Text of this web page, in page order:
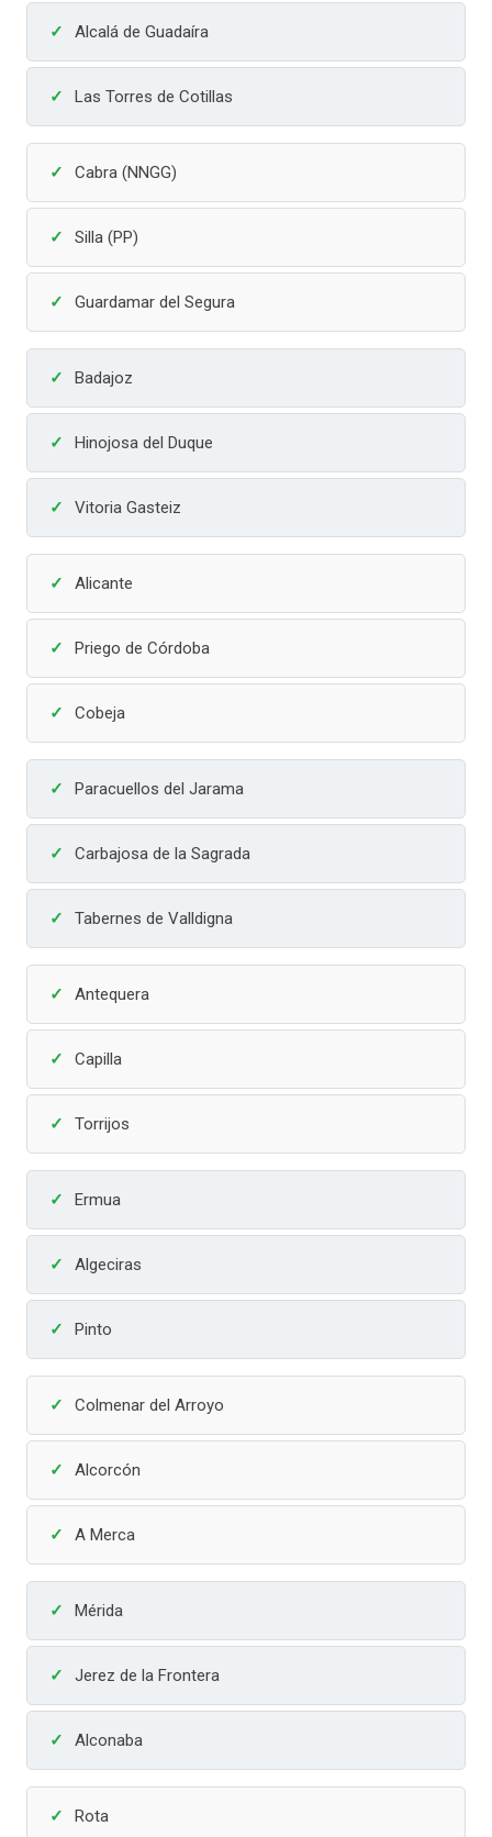
Alcalá de Guadaíra
Las Torres de Cotillas
Cabra (NNGG)
Silla (PP)
Guardamar del Segura
Badajoz
Hinojosa del Duque
Vitoria Gasteiz
Alicante
Priego de Córdoba
Cobeja
Paracuellos del Jarama
Carbajosa de la Sagrada
Tabernes de Valldigna
Antequera
Capilla
Torrijos
Ermua
Algeciras
Pinto
Colmenar del Arroyo
Alcorcón
A Merca
Mérida
Jerez de la Frontera
Alconaba
Rota